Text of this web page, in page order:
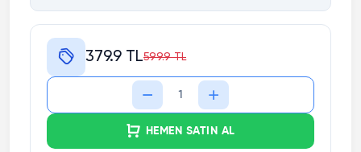
379.9 TL599.9 TL
HEMEN SATIN AL